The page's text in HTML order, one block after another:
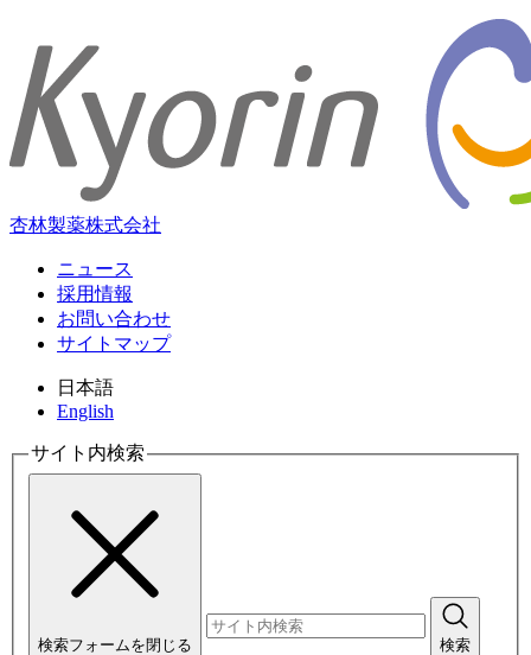
杏林製薬株式会社
ニュース
採用情報
お問い合わせ
サイトマップ
日本語
English
サイト内検索
検索フォームを閉じる 検索